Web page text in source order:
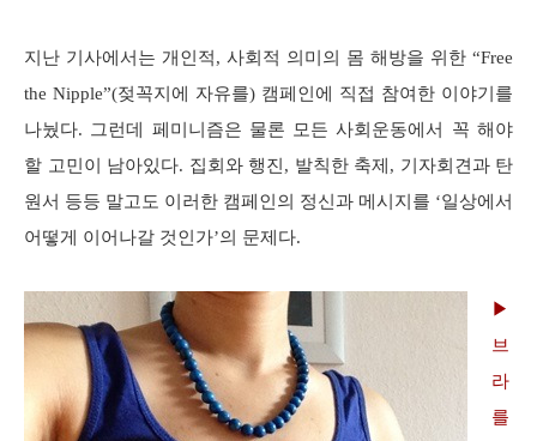
지난 기사에서는 개인적, 사회적 의미의 몸 해방을 위한 “Free
the Nipple”(젖꼭지에 자유를) 캠페인에 직접 참여한 이야기를
나눴다. 그런데 페미니즘은 물론 모든 사회운동에서 꼭 해야
할 고민이 남아있다. 집회와 행진, 발칙한 축제, 기자회견과 탄
원서 등등 말고도 이러한 캠페인의 정신과 메시지를 ‘일상에서
어떻게 이어나갈 것인가’의 문제다.
▶
브
라
를